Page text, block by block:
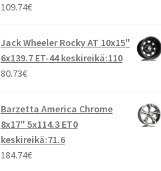
109.74€
Jack Wheeler Rocky AT 10x15"
6x139.7 ET-44 keskireikä:110
80.73€
Barzetta America Chrome
8x17" 5x114.3 ET0
keskireikä:71.6
184.74€